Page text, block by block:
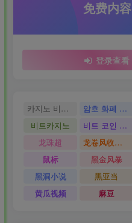
免费内容
登录查看
카지노 비트코인 암호 화폐 카지노
비트카지노
비트 코인 온라인 카지노
龙珠超
龙卷风收音机
鼠标
黑金风暴
黑洞小说
黑亚当
黄瓜视频
麻豆